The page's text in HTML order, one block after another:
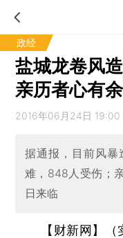
政经
盐城龙卷风
亲历者心有
2016年06月24日 19:00
据通报，目前风
难，848人受伤；
日来临
【财新网】